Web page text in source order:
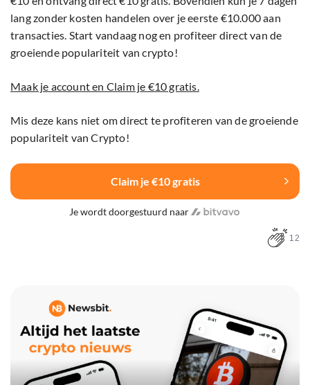
lang zonder kosten handelen over je eerste €10.000 aan
transacties. Start vandaag nog en profiteer direct van de
groeiende populariteit van crypto!
Maak je account en Claim je €10 gratis.
Mis deze kans niet om direct te profiteren van de groeiende
populariteit van Crypto!
Claim je €10 gratis
Je wordt doorgestuurd naar
12